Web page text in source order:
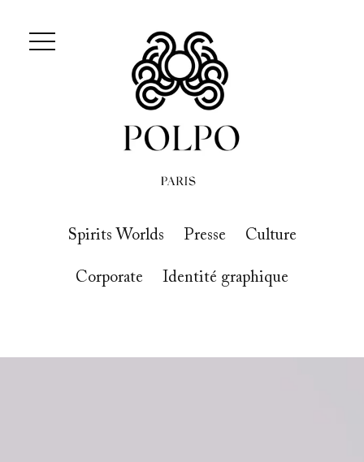
Spirits Worlds Presse Culture
Corporate Identité graphique